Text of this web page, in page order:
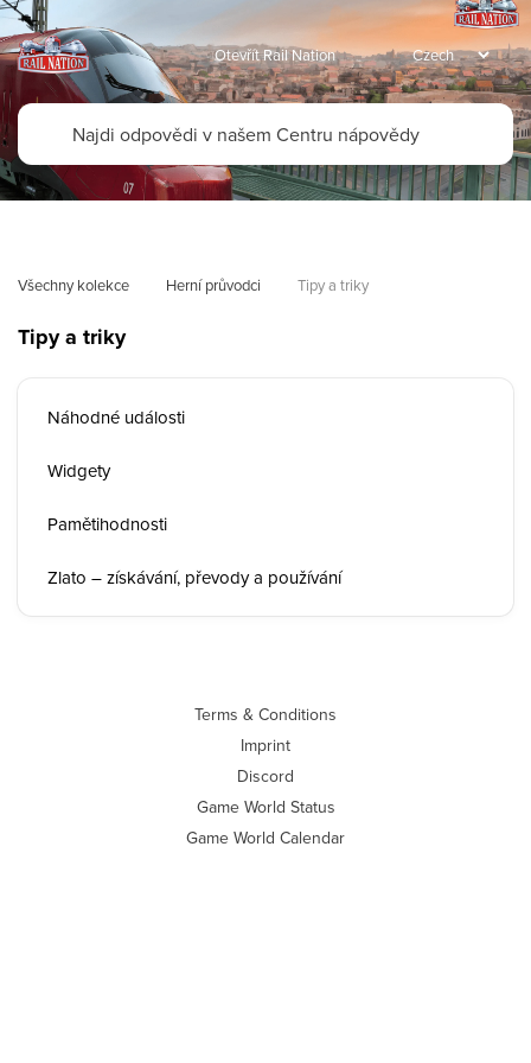
Otevřít Rail Nation
Všechny kolekce Herní průvodci Tipy a triky
Tipy a triky
Náhodné události
Widgety
Pamětihodnosti
Zlato – získávání, převody a používání
Terms & Conditions
Imprint
Discord
Game World Status
Game World Calendar